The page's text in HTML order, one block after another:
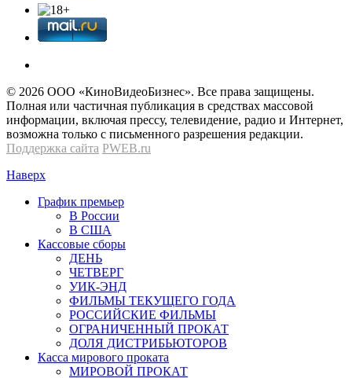
© 2026 OOО «КиноВидеоБизнес». Все права защищены.
Полная или частичная публикация в средствах массовой
информации, включая прессу, телевидение, радио и Интернет,
возможна только с письменного разрешения редакции.
Поддержка сайта PWEB.ru
Наверх
График премьер
В России
В США
Кассовые сборы
ДЕНЬ
ЧЕТВЕРГ
УИК-ЭНД
ФИЛЬМЫ ТЕКУЩЕГО ГОДА
РОССИЙСКИЕ ФИЛЬМЫ
ОГРАНИЧЕННЫЙ ПРОКАТ
ДОЛЯ ДИСТРИБЬЮТОРОВ
Касса мирового проката
МИРОВОЙ ПРОКАТ